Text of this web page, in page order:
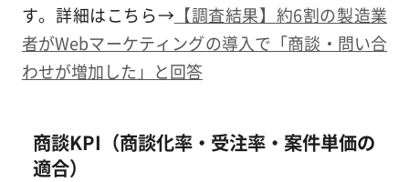
す。詳細はこちら→ 【調査結果】約6割の製造業
者がWebマーケティングの導入で「商談・問い合
わせが増加した」と回答
商談KPI（商談化率・受注率・案件単価の
適合）